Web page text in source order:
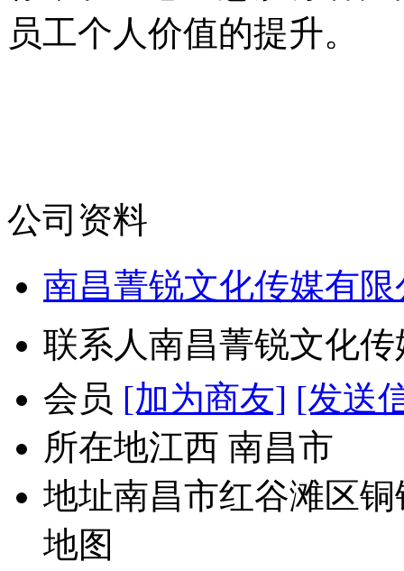
员工个人价值的提升。
公司资料
南昌菁锐文化传媒有限
联系人南昌菁锐文化
会员 [加为商友] [发送
所在地江西 南昌市
地址南昌市红谷滩区
地图